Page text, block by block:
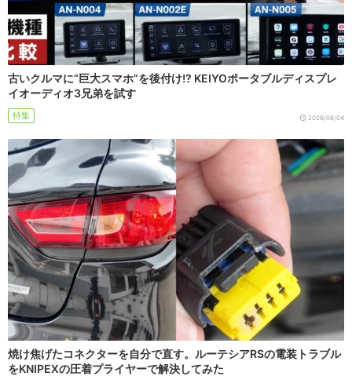
古いクルマに“巨大スマホ”を後付け!? KEIYOポータブルディスプレ
イオーディオ3兄弟を試す
特集 2026/08/04
焼け焦げたコネクターを自分で直す。ルーテシアRSの電装トラブル
をKNIPEXの圧着プライヤーで解決してみた